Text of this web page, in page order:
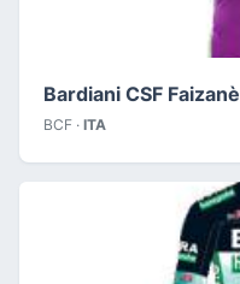
Bardiani CSF Faizanè
BCF · ITA